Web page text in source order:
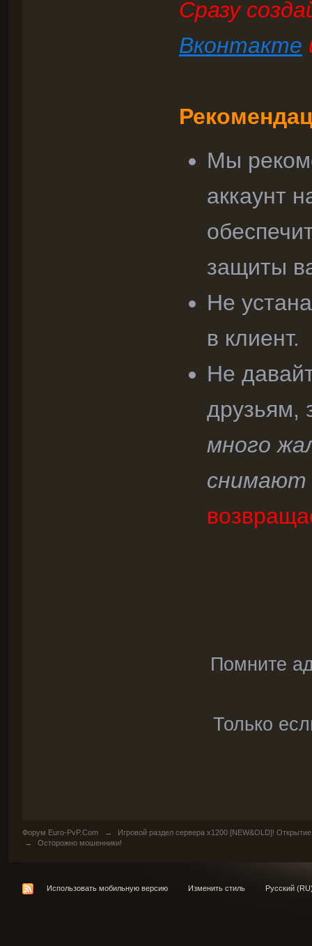
Сразу
Вконтакте
Мы
аккаунт
защиты
Не
в клиент.
Не
друзьям,
много
снимают
Помните
Только
Форум Euro-PvP.Com →
Игровой раздел сервера х1200 [NEW&OLD]!
→
Осторожно мошенники!
Использовать мобильную версию Изменить стиль Русский